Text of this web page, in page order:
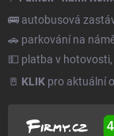
🚌 autobusová
🚗 parkování na
💵 platba v
🚪 KLIK pro aktuální